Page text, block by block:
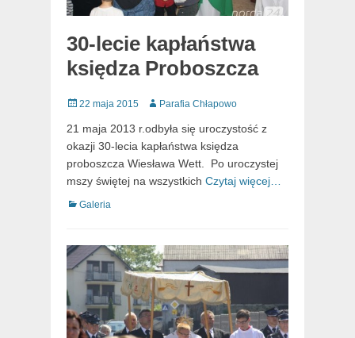
30-lecie kapłaństwa
księdza Proboszcza
Posted
22 maja 2015 AuthorParafia Chłapowo
21 maja 2013 r.odbyła się uroczystość z
okazji 30-lecia kapłaństwa księdza
proboszcza Wiesława Wett. Po uroczystej
mszy świętej na wszystkich Czytaj więcej…
Categories
Galeria